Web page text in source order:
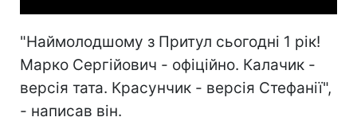
"Наймолодшому з Притул сьогодні 1 рік!
Марко Сергійович - офіційно. Калачик -
версія тата. Красунчик - версія Стефанії",
- написав він.